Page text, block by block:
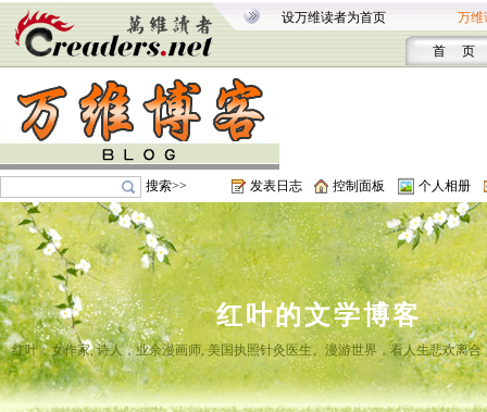
设万维读者为首页 万维
首 页
搜索>> 发表日志 控制面板 个人相册
红叶的文学博客
红叶，女作家, 诗人，业余漫画师, 美国执照针灸医生。漫游世界，看人生悲欢离